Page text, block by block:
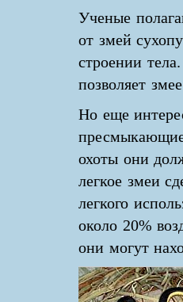
Ученые
от змей
строении
позволяет
Но еще
охоты они
легкое змеи
легкого
около 20%
они могут